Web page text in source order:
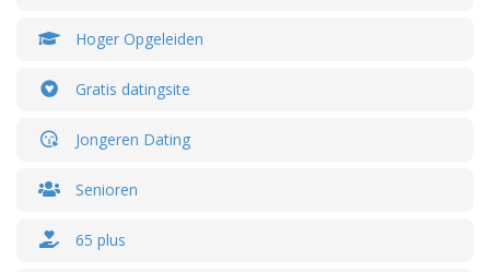
Hoger Opgeleiden
Gratis datingsite
Jongeren Dating
Senioren
65 plus